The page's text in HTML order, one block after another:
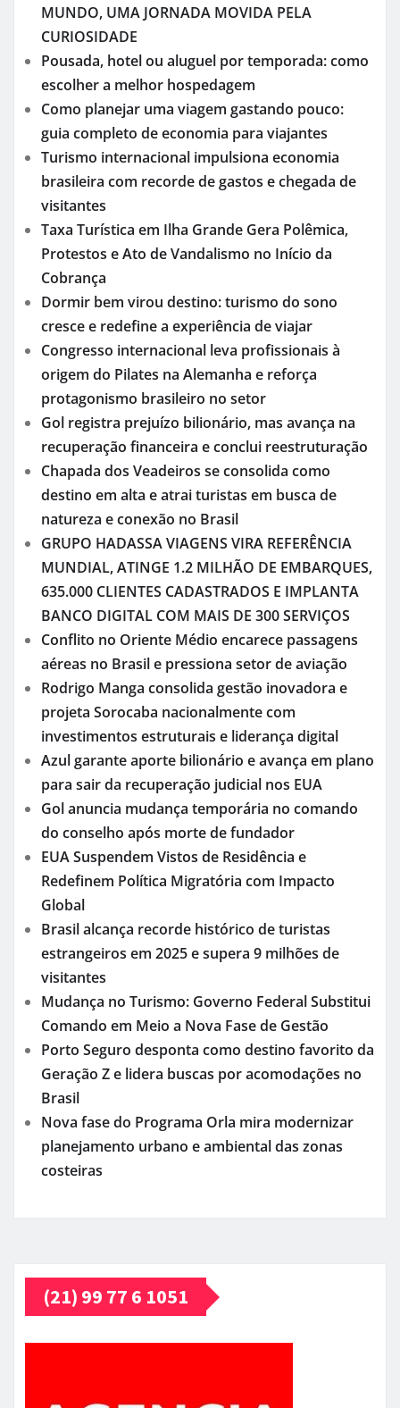
MUNDO, UMA JORNADA MOVIDA PELA
CURIOSIDADE
Pousada, hotel ou aluguel por temporada: como
escolher a melhor hospedagem
Como planejar uma viagem gastando pouco:
guia completo de economia para viajantes
Turismo internacional impulsiona economia
brasileira com recorde de gastos e chegada de
visitantes
Taxa Turística em Ilha Grande Gera Polêmica,
Protestos e Ato de Vandalismo no Início da
Cobrança
Dormir bem virou destino: turismo do sono
cresce e redefine a experiência de viajar
Congresso internacional leva profissionais à
origem do Pilates na Alemanha e reforça
protagonismo brasileiro no setor
Gol registra prejuízo bilionário, mas avança na
recuperação financeira e conclui reestruturação
Chapada dos Veadeiros se consolida como
destino em alta e atrai turistas em busca de
natureza e conexão no Brasil
GRUPO HADASSA VIAGENS VIRA REFERÊNCIA
MUNDIAL, ATINGE 1.2 MILHÃO DE EMBARQUES,
635.000 CLIENTES CADASTRADOS E IMPLANTA
BANCO DIGITAL COM MAIS DE 300 SERVIÇOS
Conflito no Oriente Médio encarece passagens
aéreas no Brasil e pressiona setor de aviação
Rodrigo Manga consolida gestão inovadora e
projeta Sorocaba nacionalmente com
investimentos estruturais e liderança digital
Azul garante aporte bilionário e avança em plano
para sair da recuperação judicial nos EUA
Gol anuncia mudança temporária no comando
do conselho após morte de fundador
EUA Suspendem Vistos de Residência e
Redefinem Política Migratória com Impacto
Global
Brasil alcança recorde histórico de turistas
estrangeiros em 2025 e supera 9 milhões de
visitantes
Mudança no Turismo: Governo Federal Substitui
Comando em Meio a Nova Fase de Gestão
Porto Seguro desponta como destino favorito da
Geração Z e lidera buscas por acomodações no
Brasil
Nova fase do Programa Orla mira modernizar
planejamento urbano e ambiental das zonas
costeiras
(21) 99 77 6 1051